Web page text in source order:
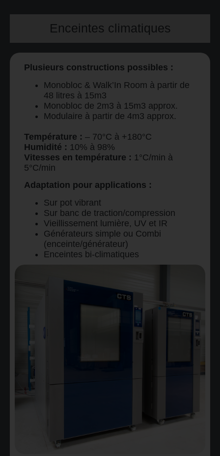
Enceintes climatiques
Plusieurs constructions possibles :
Monobloc & Walk’In Room à partir de
48 litres à 15m3
Monobloc de 2m3 à 15m3 approx.
Modulaire à partir de 4m3 approx.
Température : – 70°C à +180°C
Humidité : 10% à 98%
Vitesses en température : 1°C/min à
5°C/min
Adaptation pour applications :
Sur pot vibrant
Sur banc de traction/compression
Vieillissement lumière, UV et IR
Générateurs simple ou Combi
(enceinte/générateur)
Enceintes bi-climatiques